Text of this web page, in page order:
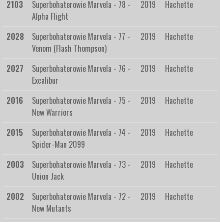
2103
Superbohaterowie Marvela - 78 -
Alpha Flight
2019 Hachette
2028
Superbohaterowie Marvela - 77 -
Venom (Flash Thompson)
2019 Hachette
2027
Superbohaterowie Marvela - 76 -
Excalibur
2019 Hachette
2016
Superbohaterowie Marvela - 75 -
New Warriors
2019 Hachette
2015
Superbohaterowie Marvela - 74 -
Spider-Man 2099
2019 Hachette
2003
Superbohaterowie Marvela - 73 -
Union Jack
2019 Hachette
2002
Superbohaterowie Marvela - 72 -
New Mutants
2019 Hachette